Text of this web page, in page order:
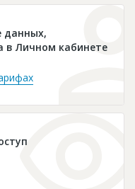
данных,
в Личном кабинете